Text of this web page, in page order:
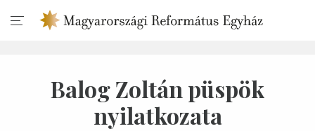
Balog Zoltán püspök
nyilatkozata